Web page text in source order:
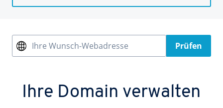
Ihre Wunsch-Webadresse Prüfen
Ihre Domain verwalten